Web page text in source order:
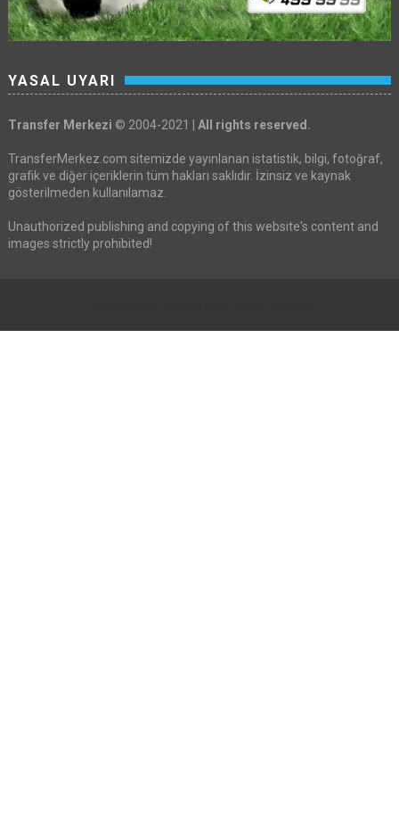
YASAL UYARI
Transfer Merkezi © 2004-2021 | All rights reserved.
TransferMerkez.com sitemizde yayınlanan istatistik, bilgi, fotoğraf,
grafik ve diğer içeriklerin tüm hakları saklıdır. İzinsiz ve kaynak
gösterilmeden kullanılamaz.
Unauthorized publishing and copying of this website's content and
images strictly prohibited!